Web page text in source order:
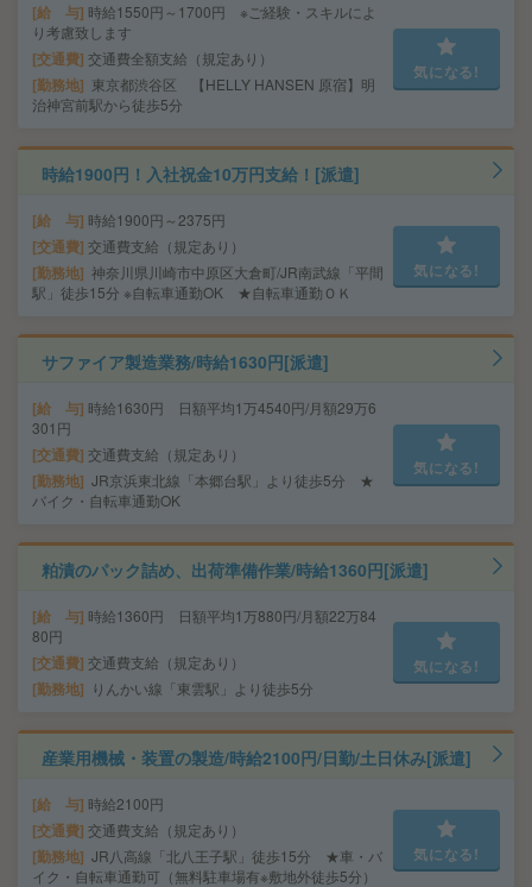
給 与 時給1550円～1700円 ※ご経験・スキルによ
り考慮致します
交通費 交通費全額支給（規定あり）
勤務地
東京都渋谷区 【HELLY HANSEN 原宿】明
治神宮前駅から徒歩5分
気になる!
時給1900円！入社祝金10万円支給！[派遣]
給 与 時給1900円～2375円
交通費 交通費支給（規定あり）
勤務地 神奈川県川崎市中原区大倉町/JR南武線「平間
駅」徒歩15分 ※自転車通勤OK ★自転車通勤ＯＫ
気になる!
サファイア製造業務/時給1630円[派遣]
給 与 時給1630円 日額平均1万4540円/月額29万6
301円
交通費 交通費支給（規定あり）
勤務地 JR京浜東北線「本郷台駅」より徒歩5分 ★
バイク・自転車通勤OK
気になる!
粕漬のパック詰め、出荷準備作業/時給1360円[派遣]
給 与 時給1360円 日額平均1万880円/月額22万84
80円
交通費 交通費支給（規定あり）
勤務地 りんかい線「東雲駅」より徒歩5分
気になる!
産業用機械・装置の製造/時給2100円/日勤/土日休み[派遣]
給 与 時給2100円
交通費 交通費支給（規定あり）
勤務地 JR八高線「北八王子駅」徒歩15分 ★車・バ
イク・自転車通勤可（無料駐車場有※敷地外徒歩5分）
気になる!